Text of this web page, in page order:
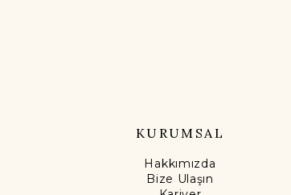
KURUMSAL
Hakkımızda
Bize Ulaşın